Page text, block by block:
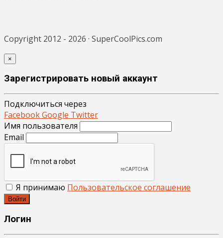
Copyright 2012 - 2026 · SuperCoolPics.com
×
Зарегистрировать новый аккаунт
Подключиться через
FacebookGoogle Twitter
Имя пользователя
Email
Я принимаю Пользовательское соглашение
Войти
Логин